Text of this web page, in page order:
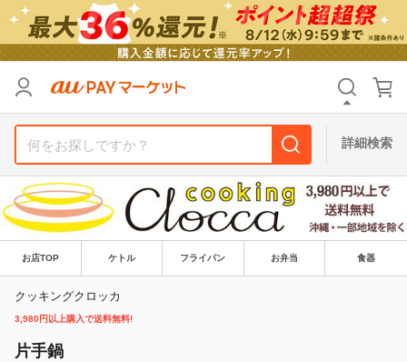
詳細検索
お店TOP ケトル フライパン お弁当 食器
クッキングクロッカ
3,980円以上購入で送料無料!
片手鍋
支払い方法
その他の条件
送料無料 タイムセール
Pontaパス特典対象すべて
リセット
支払い方法
その他の条件
送料無料 タイムセール
Pontaパス特典対象すべて